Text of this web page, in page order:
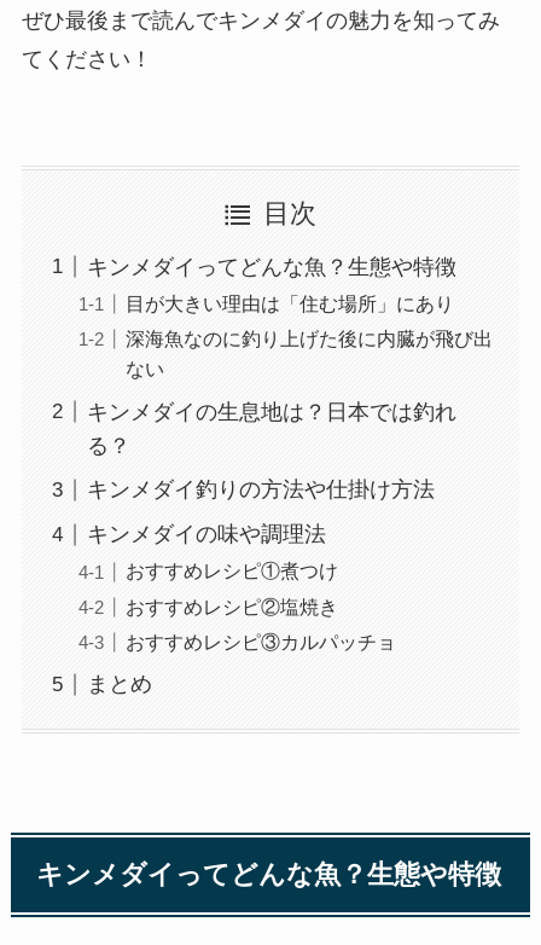
ぜひ最後まで読んでキンメダイの魅力を知ってみ
てください！
目次
キンメダイってどんな魚？生態や特徴
目が大きい理由は「住む場所」にあり
深海魚なのに釣り上げた後に内臓が飛び出
ない
キンメダイの生息地は？日本では釣れ
る？
キンメダイ釣りの方法や仕掛け方法
キンメダイの味や調理法
おすすめレシピ①煮つけ
おすすめレシピ②塩焼き
おすすめレシピ③カルパッチョ
まとめ
キンメダイってどんな魚？生態や特徴